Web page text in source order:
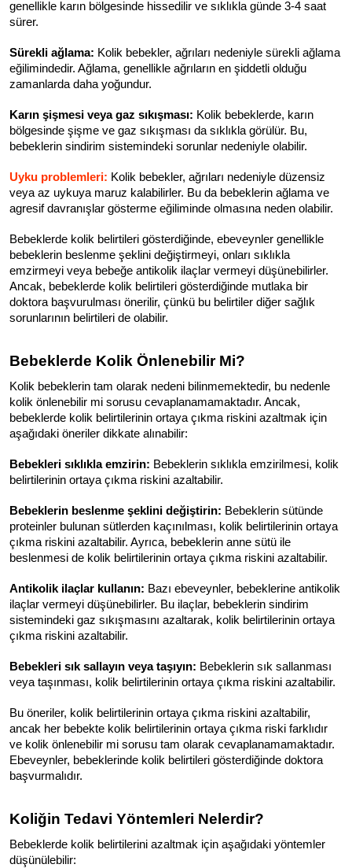
genellikle karın bölgesinde hissedilir ve sıklıkla günde 3-4 saat
sürer.
Sürekli ağlama: Kolik bebekler, ağrıları nedeniyle sürekli ağlama
eğilimindedir. Ağlama, genellikle ağrıların en şiddetli olduğu
zamanlarda daha yoğundur.
Karın şişmesi veya gaz sıkışması: Kolik bebeklerde, karın
bölgesinde şişme ve gaz sıkışması da sıklıkla görülür. Bu,
bebeklerin sindirim sistemindeki sorunlar nedeniyle olabilir.
Uyku problemleri: Kolik bebekler, ağrıları nedeniyle düzensiz
veya az uykuya maruz kalabilirler. Bu da bebeklerin ağlama ve
agresif davranışlar gösterme eğiliminde olmasına neden olabilir.
Bebeklerde kolik belirtileri gösterdiğinde, ebeveynler genellikle
bebeklerin beslenme şeklini değiştirmeyi, onları sıklıkla
emzirmeyi veya bebeğe antikolik ilaçlar vermeyi düşünebilirler.
Ancak, bebeklerde kolik belirtileri gösterdiğinde mutlaka bir
doktora başvurulması önerilir, çünkü bu belirtiler diğer sağlık
sorunlarının belirtileri de olabilir.
Bebeklerde Kolik Önlenebilir Mi?
Kolik bebeklerin tam olarak nedeni bilinmemektedir, bu nedenle
kolik önlenebilir mi sorusu cevaplanamamaktadır. Ancak,
bebeklerde kolik belirtilerinin ortaya çıkma riskini azaltmak için
aşağıdaki öneriler dikkate alınabilir:
Bebekleri sıklıkla emzirin: Bebeklerin sıklıkla emzirilmesi, kolik
belirtilerinin ortaya çıkma riskini azaltabilir.
Bebeklerin beslenme şeklini değiştirin: Bebeklerin sütünde
proteinler bulunan sütlerden kaçınılması, kolik belirtilerinin ortaya
çıkma riskini azaltabilir. Ayrıca, bebeklerin anne sütü ile
beslenmesi de kolik belirtilerinin ortaya çıkma riskini azaltabilir.
Antikolik ilaçlar kullanın: Bazı ebeveynler, bebeklerine antikolik
ilaçlar vermeyi düşünebilirler. Bu ilaçlar, bebeklerin sindirim
sistemindeki gaz sıkışmasını azaltarak, kolik belirtilerinin ortaya
çıkma riskini azaltabilir.
Bebekleri sık sallayın veya taşıyın: Bebeklerin sık sallanması
veya taşınması, kolik belirtilerinin ortaya çıkma riskini azaltabilir.
Bu öneriler, kolik belirtilerinin ortaya çıkma riskini azaltabilir,
ancak her bebekte kolik belirtilerinin ortaya çıkma riski farklıdır
ve kolik önlenebilir mi sorusu tam olarak cevaplanamamaktadır.
Ebeveynler, bebeklerinde kolik belirtileri gösterdiğinde doktora
başvurmalıdır.
Koliğin Tedavi Yöntemleri Nelerdir?
Bebeklerde kolik belirtilerini azaltmak için aşağıdaki yöntemler
düşünülebilir: